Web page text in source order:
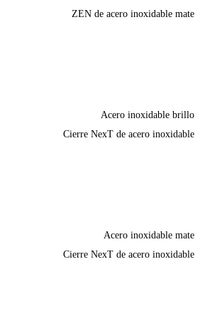
ZEN de acero inoxidable mate
Acero inoxidable brillo
Cierre NexT de acero inoxidable
Acero inoxidable mate
Cierre NexT de acero inoxidable